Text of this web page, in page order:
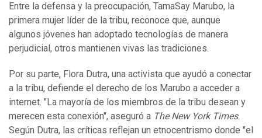
Entre la defensa y la preocupación, TamaSay Marubo, la
primera mujer líder de la tribu, reconoce que, aunque
algunos jóvenes han adoptado tecnologías de manera
perjudicial, otros mantienen vivas las tradiciones.
Por su parte, Flora Dutra, una activista que ayudó a conectar
a la tribu, defiende el derecho de los Marubo a acceder a
internet. "La mayoría de los miembros de la tribu desean y
merecen esta conexión", aseguró a The New York Times.
Según Dutra, las críticas reflejan un etnocentrismo donde "el